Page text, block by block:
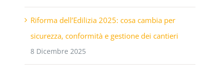
Riforma dell’Edilizia 2025: cosa cambia per
sicurezza, conformità e gestione dei cantieri
8 Dicembre 2025